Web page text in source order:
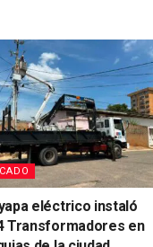
eléctrico instaló
Transformadores en